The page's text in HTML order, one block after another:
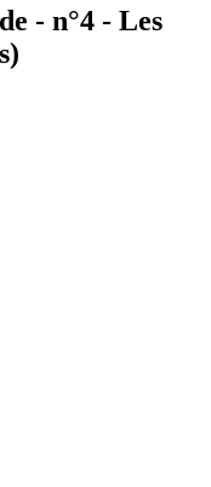
- n°4 - Les